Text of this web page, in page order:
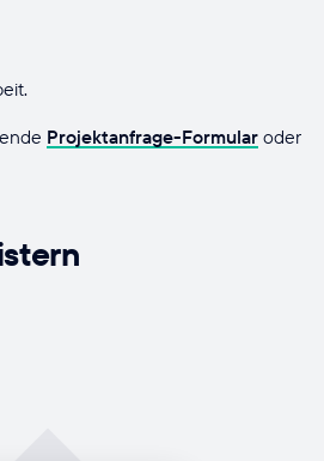
Projektanfrage-Formular oder